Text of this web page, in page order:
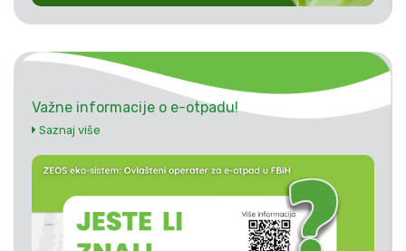
Važne informacije o e-otpadu!
Saznaj više